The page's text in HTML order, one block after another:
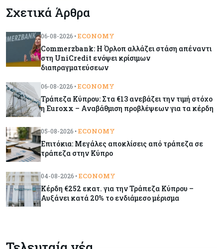
λειτουργίας για προσωπικό, υποδομές και
Market News 08-08-2026
Baker Tilly: Στην 7η θέση παγκοσμίως στις
M&A μεσαίας αγοράς
Κύπρος 08-08-2026
Ενέργεια
την απάντηση της Κομισιόν
πλούσιων κατοίκων και επενδυτών
Σχετικά Άρθρα
06-08-2026 • ECONOMY
Commerzbank: Η Όρλοπ αλλάζει στάση απέναντι
στη UniCredit ενόψει κρίσιμων
διαπραγματεύσεων
06-08-2026 • ECONOMY
Τράπεζα Κύπρου: Στα €13 ανεβάζει την τιμή στόχο
η Euroxx – Αναβάθμιση προβλέψεων για τα κέρδη
05-08-2026 • ECONOMY
Επιτόκια: Μεγάλες αποκλίσεις από τράπεζα σε
τράπεζα στην Κύπρο
04-08-2026 • ECONOMY
Κέρδη €252 εκατ. για την Τράπεζα Κύπρου –
Αυξάνει κατά 20% το ενδιάμεσο μέρισμα